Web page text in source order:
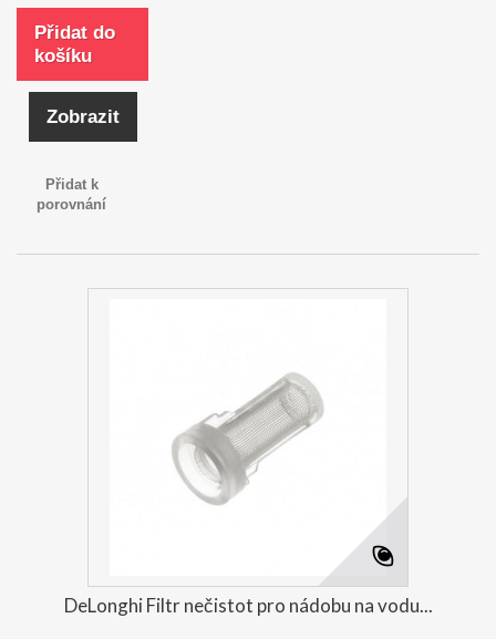
Přidat do
košíku
Zobrazit
Přidat k
porovnání
DeLonghi Filtr nečistot pro nádobu na vodu...